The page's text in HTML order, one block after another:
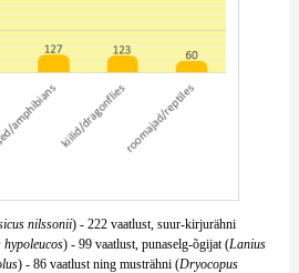
nilssonii) - 222 vaatlust, suur-kirjurähni
hypoleucos) - 99 vaatlust, punaselg-õgijat (Lanius
) - 86 vaatlust ning musträhni (Dryocopus